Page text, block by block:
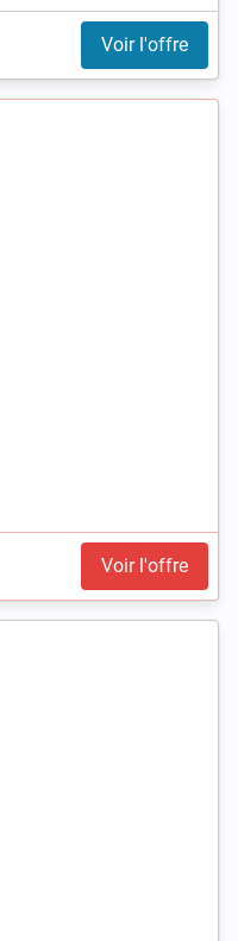
Voir l'offre
Voir l'offre